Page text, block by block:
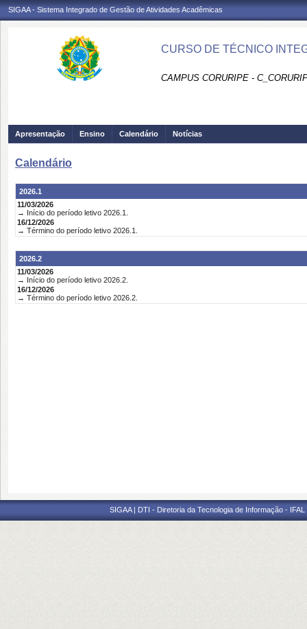
SIGAA - Sistema Integrado de Gestão de Atividades Acadêmicas
CURSO DE TÉCNICO
CAMPUS CORURIPE -
Apresentação Ensino Calendário Notícias
Calendário
2026.1
11/03/2026
→ Início do período letivo 2026.1.
16/12/2026
→ Término do período letivo 2026.1.
2026.2
11/03/2026
→ Início do período letivo 2026.2.
16/12/2026
→ Término do período letivo 2026.2.
SIGAA | DTI - Diretoria da Tecnologia de Informação -